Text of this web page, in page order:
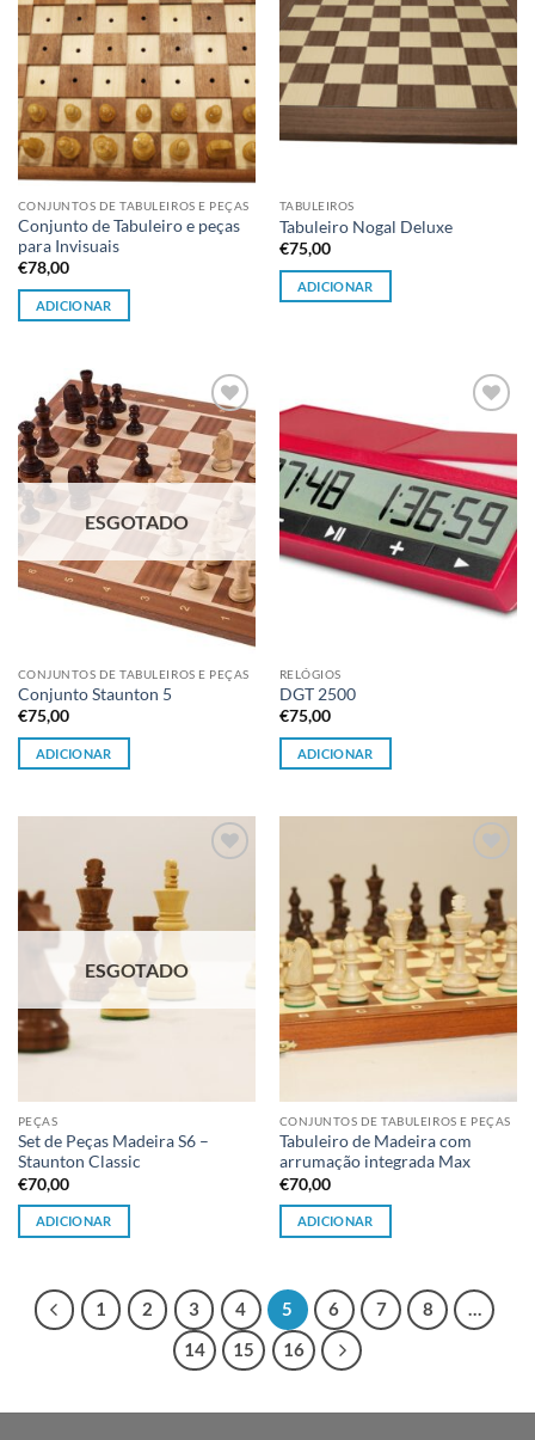
CONJUNTOS DE TABULEIROS E PEÇAS
Conjunto de Tabuleiro e peças
para Invisuais
€78,00
ADICIONAR
TABULEIROS
Tabuleiro Nogal Deluxe
€75,00
ADICIONAR
Adicionar
à lista de
desejos
ESGOTADO
CONJUNTOS DE TABULEIROS E PEÇAS
Conjunto Staunton 5
€75,00
ADICIONAR
Adicionar
desejos
RELÓGIOS
DGT 2500
€75,00
ADICIONAR
à lista de
ESGOTADO
PEÇAS
Set de Peças Madeira S6 –
Staunton Classic
€70,00
ADICIONAR
à lista de
desejos
CONJUNTOS DE TABULEIROS E PEÇAS
Tabuleiro de Madeira com
arrumação integrada Max
€70,00
ADICIONAR
1 2 3 4 5 6 7 8
…
14
15 16